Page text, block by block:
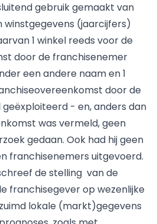
gebruik gemaakt van
(jaarcijfers)
1 winkel reeds voor de
door de franchisenemer
een andere naam en 1
door de
- en, anders dan
was vermeld, geen
gedaan. Ook had hij geen
franchisenemers uitgevoerd.
de stelling van de
franchisegever op wezenlijke
lokale (markt)gegevens